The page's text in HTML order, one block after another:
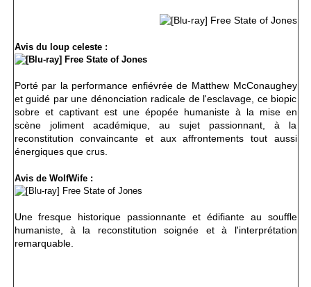
Avis du loup celeste :
Porté par la performance enfiévrée de Matthew McConaughey
et guidé par une dénonciation radicale de l'esclavage, ce biopic
sobre et captivant est une épopée humaniste à la mise en
scène joliment académique, au sujet passionnant, à la
reconstitution convaincante et aux affrontements tout aussi
énergiques que crus.
Avis de WolfWife :
Une fresque historique passionnante et édifiante au souffle
humaniste, à la reconstitution soignée et à l'interprétation
remarquable.